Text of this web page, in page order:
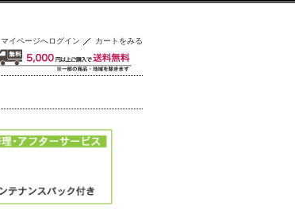
マイページへログイン カートをみる